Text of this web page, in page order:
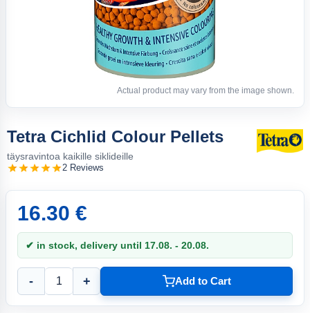
Actual product may vary from the image shown.
Tetra Cichlid Colour Pellets
täysravintoa kaikille siklideille
2 Reviews
16.30 €
✔ in stock, delivery until 17.08. - 20.08.
- + Add to Cart